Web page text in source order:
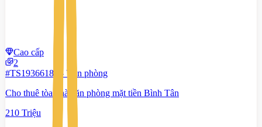
Cao cấp
2
#TS19366183
- Văn phòng
Cho thuê tòa nhà văn phòng mặt tiền Bình Tân
210 Triệu